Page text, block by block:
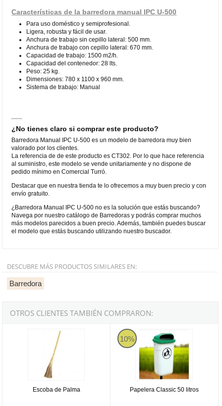
Características de la barredora manual IPC U-500
Para uso doméstico y semiprofesional.
Ligera, robusta y fácil de usar.
Anchura de trabajo sin cepillo lateral: 500 mm.
Anchura de trabajo con cepillo lateral: 670 mm.
Capacidad de trabajo: 1500 m2/h.
Capacidad del contenedor: 28 lts.
Peso: 25 kg.
Dimensiones: 780 x 1100 x 960 mm.
Sistema de trabajo: Manual
¿No tienes claro si comprar este producto?
Barredora Manual IPC U-500 es un modelo de barredora muy bien
valorado por los clientes.
La referencia de de este producto es CT302. Por lo que hace referencia
al suministro, este modelo se vende unitariamente y no dispone de
pedido mínimo en Comercial Turró.
Destacar que en nuestra tienda te lo ofrecemos a muy buen precio y con
envío gratuito.
¿Barredora Manual IPC U-500 no es la solución que estás buscando?
Navega por nuestro catálogo de Barredoras y podrás comprar muchos
más modelos parecidos a buen precio. Además, también puedes buscar
el modelo que estás buscando utilizando nuestro buscador.
DESCUBRE MÁS PRODUCTOS SIMILARES EN:
Barredora
OTROS CLIENTES TAMBIÉN COMPRARON:
Escoba de Palma
Escoba de Palma
10%
Papelera Classic 50 litros
Papelera Classic 50 litros